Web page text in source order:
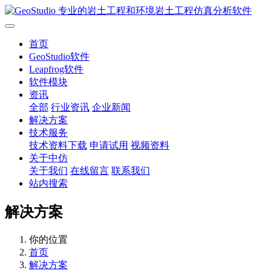
首页
GeoStudio软件
Leapfrog软件
软件模块
资讯
全部 行业资讯 企业新闻
解决方案
技术服务
技术资料下载 申请试用 视频资料
关于中仿
关于我们 在线留言 联系我们
站内搜索
解决方案
你的位置
首页
解决方案